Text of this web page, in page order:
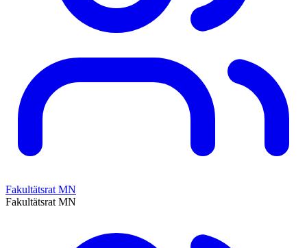
Fakultätsrat MN
Fakultätsrat MN